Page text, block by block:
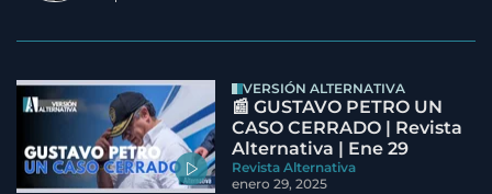
VERSIÓN ALTERNATIVA
📰 GUSTAVO PETRO UN
CASO CERRADO | Revista
Alternativa | Ene 29
Revista Alternativa
enero 29, 2025